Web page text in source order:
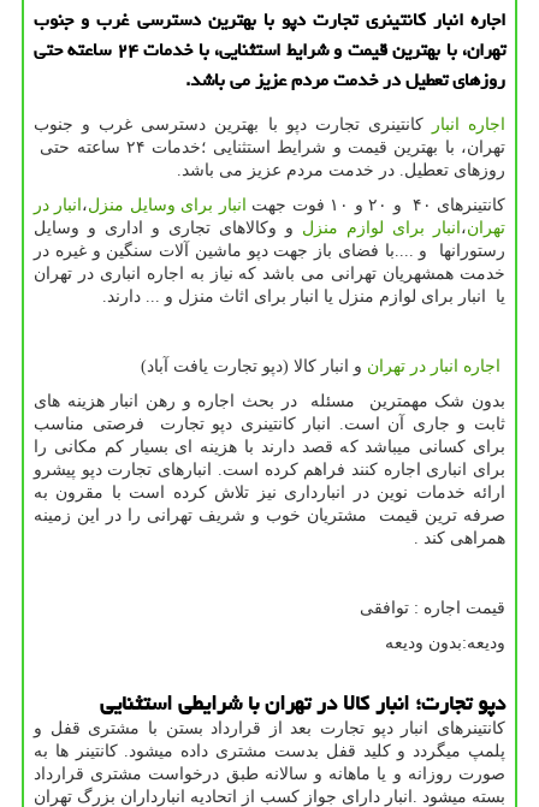
اجاره انبار كانتینری تجارت دپو با بهترین دسترسی غرب و جنوب
تهران، با بهترین قیمت و شرایط استثنایی، با خدمات ۲۴ ساعته حتی
روزهای تعطیل در خدمت مردم عزیز می باشد.
اجاره انبار
كانتینری تجارت دپو با بهترین دسترسی غرب و جنوب
تهران، با بهترین قیمت و شرایط استثنایی ؛خدمات ۲۴ ساعته حتی
روزهای تعطیل. در خدمت مردم عزیز می باشد.
کانتینرهای ۴۰ و ۲۰ و ۱۰ فوت جهت
انبار برای وسایل منزل،انبار در
تهران،انبار برای لوازم منزل و وکالاهای تجاری و اداری و وسایل
رستورانها و ....با فضای باز جهت دپو ماشین آلات سنگین و غیره در
خدمت همشهریان تهرانی می باشد که نیاز به اجاره انباری در تهران
یا انبار برای لوازم منزل یا انبار برای اثاث منزل و ... دارند.
اجاره انبار در تهران و انبار کالا (دپو تجارت یافت آباد)
بدون شک مهمترین مسئله در بحث اجاره و رهن انبار هزینه های
ثابت و جاری آن است. انبار کانتینری دپو تجارت فرصتی مناسب
برای کسانی میباشد که قصد دارند با هزینه ای بسیار کم مکانی را
برای انباری اجاره کنند فراهم کرده است. انبارهای تجارت دپو پیشرو
ارائه خدمات نوین در انبارداری نیز تلاش کرده است با مقرون به
صرفه ترین قیمت مشتریان خوب و شریف تهرانی را در این زمینه
همراهی کند .
قیمت اجاره : توافقی
ودیعه:بدون ودیعه
دپو تجارت؛ انبار کالا در تهران با شرایطی استثنایی
کانتینرهای انبار دپو تجارت بعد از قرارداد بستن با مشتری قفل و
پلمپ میگردد و کلید قفل بدست مشتری داده میشود. کانتینر ها به
صورت روزانه و یا ماهانه و سالانه طبق درخواست مشتری قرارداد
بسته میشود .انبار دارای جواز کسب از اتحادیه انبارداران بزرگ تهران